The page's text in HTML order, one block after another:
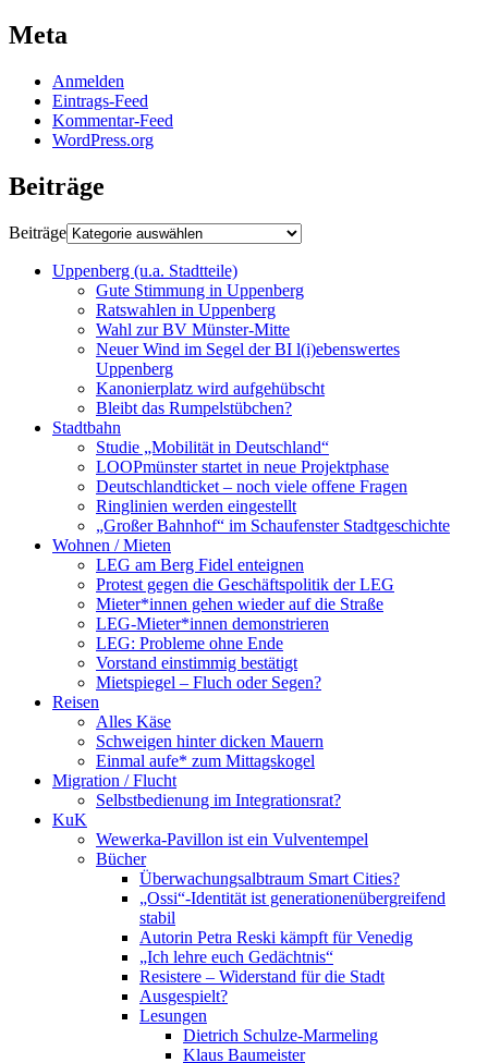
Meta
Anmelden
Eintrags-Feed
Kommentar-Feed
WordPress.org
Beiträge
Beiträge
Uppenberg (u.a. Stadtteile)
Gute Stimmung in Uppenberg
Ratswahlen in Uppenberg
Wahl zur BV Münster-Mitte
Neuer Wind im Segel der BI l(i)ebenswertes
Uppenberg
Kanonierplatz wird aufgehübscht
Bleibt das Rumpelstübchen?
Stadtbahn
Studie „Mobilität in Deutschland“
LOOPmünster startet in neue Projektphase
Deutschlandticket – noch viele offene Fragen
Ringlinien werden eingestellt
„Großer Bahnhof“ im Schaufenster Stadtgeschichte
Wohnen / Mieten
LEG am Berg Fidel enteignen
Protest gegen die Geschäftspolitik der LEG
Mieter*innen gehen wieder auf die Straße
LEG-Mieter*innen demonstrieren
LEG: Probleme ohne Ende
Vorstand einstimmig bestätigt
Mietspiegel – Fluch oder Segen?
Reisen
Alles Käse
Schweigen hinter dicken Mauern
Einmal aufe* zum Mittagskogel
Migration / Flucht
Selbstbedienung im Integrationsrat?
KuK
Wewerka-Pavillon ist ein Vulventempel
Bücher
Überwachungsalbtraum Smart Cities?
„Ossi“-Identität ist generationenübergreifend
stabil
Autorin Petra Reski kämpft für Venedig
„Ich lehre euch Gedächtnis“
Resistere – Widerstand für die Stadt
Ausgespielt?
Lesungen
Dietrich Schulze-Marmeling
Klaus Baumeister